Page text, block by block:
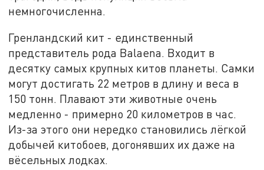
немногочисленна.
Гренландский кит - единственный
представитель рода Balaena. Входит в
десятку самых крупных китов планеты. Самки
могут достигать 22 метров в длину и веса в
150 тонн. Плавают эти животные очень
медленно - примерно 20 километров в час.
Из-за этого они нередко становились лёгкой
добычей китобоев, догонявших их даже на
вёсельных лодках.